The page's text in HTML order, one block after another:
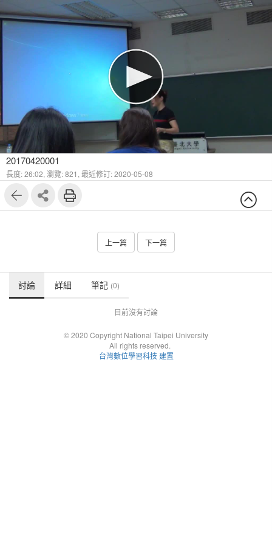
20170420001
長度: 26:02, 瀏覽: 821, 最近修訂: 2020-05-08
上一篇 下一篇
討論 詳細 筆記 (0)
目前沒有討論
© 2020 Copyright National Taipei University
All rights reserved.
台灣數位學習科技 建置